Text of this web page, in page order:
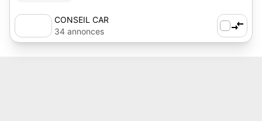
CONSEIL CAR
34 annonces